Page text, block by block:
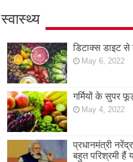
स्वास्थ्य
डिटाक्स डाइट से
May 6, 2022
गर्मियों के सुपर
May 4, 2022
प्रधानमंत्री
बहुत परिश्रमी हैं